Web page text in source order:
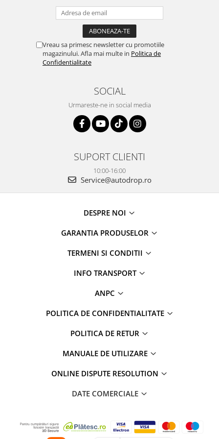
Rame adaptoare Dodge
Rame adaptoare Chrysler
Rame adaptoare Isuzu
Rame adaptoare Iveco
Rame adaptoare Smart
Rame adaptoare Land Rover
Rame adaptoare Ssangyong
Camere Mercedes Benz
Camere Iveco
Vreau sa primesc newsletter cu promotiile
magazinului. Afla mai multe in Politica de
Confidentialitate
SOCIAL
Urmareste-ne in social media
SUPORT CLIENTI
10:00-16:00
Service@autodrop.ro
DESPRE NOI
GARANTIA PRODUSELOR
TERMENI SI CONDITII
INFO TRANSPORT
ANPC
POLITICA DE CONFIDENTIALITATE
POLITICA DE RETUR
MANUALE DE UTILIZARE
ONLINE DISPUTE RESOLUTION
DATE COMERCIALE